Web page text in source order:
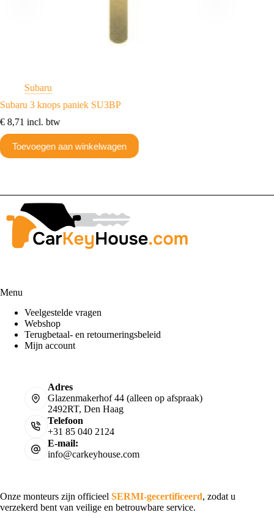
Subaru
Subaru 3 knops paniek SU3BP
€ 8,71 incl. btw
Toevoegen aan winkelwagen
Menu
Veelgestelde vragen
Webshop
Terugbetaal- en retourneringsbeleid
Mijn account
Adres
Glazenmakerhof 44 (alleen op afspraak)
2492RT, Den Haag
Telefoon
+31 85 040 2124
E-mail:
info@carkeyhouse.com
Onze monteurs zijn officieel SERMI-gecertificeerd, zodat u
verzekerd bent van veilige en betrouwbare service.